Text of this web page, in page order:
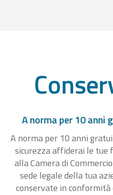
A norma per 10
A norma per 10 anni
sicurezza affiderai le tue
alla Camera di
sede legale della tua
conservate in